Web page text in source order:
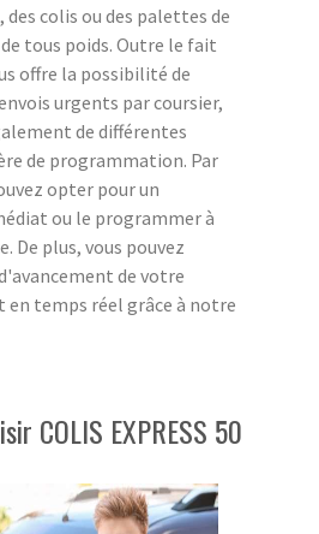
des colis ou des palettes de
tous poids. Outre le fait
offre la possibilité de
urgents par coursier,
de différentes
de programmation. Par
opter pour un
ou le programmer à
De plus, vous pouvez
de votre
temps réel grâce à notre
COLIS EXPRESS 50